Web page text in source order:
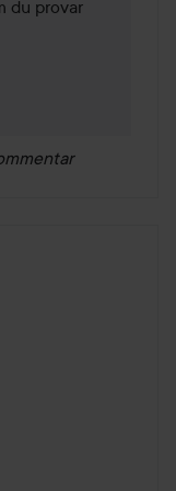
du provar